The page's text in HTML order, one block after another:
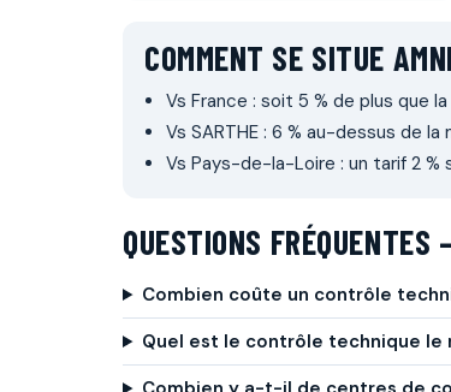
COMMENT SE SITUE
Vs France : soit 5 % de plus que
Vs SARTHE : 6 % au-dessus de
Vs Pays-de-la-Loire : un tarif 2 %
QUESTIONS
Combien coûte un contrôle
Quel est le contrôle technique le